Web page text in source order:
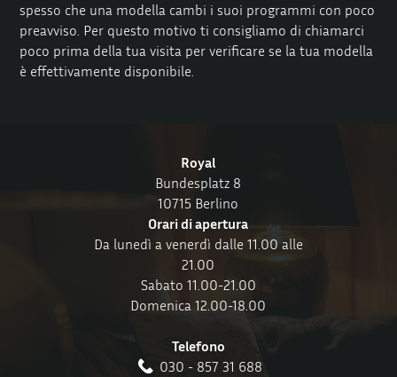
spesso che una modella cambi i suoi programmi con poco
preavviso. Per questo motivo ti consigliamo di chiamarci
poco prima della tua visita per verificare se la tua modella
è effettivamente disponibile.
Royal
Bundesplatz 8
10715 Berlino
Orari di apertura
Da lunedì a venerdì dalle 11.00 alle
21.00
Sabato 11.00-21.00
Domenica 12.00-18.00
Telefono
030 - 857 31 688